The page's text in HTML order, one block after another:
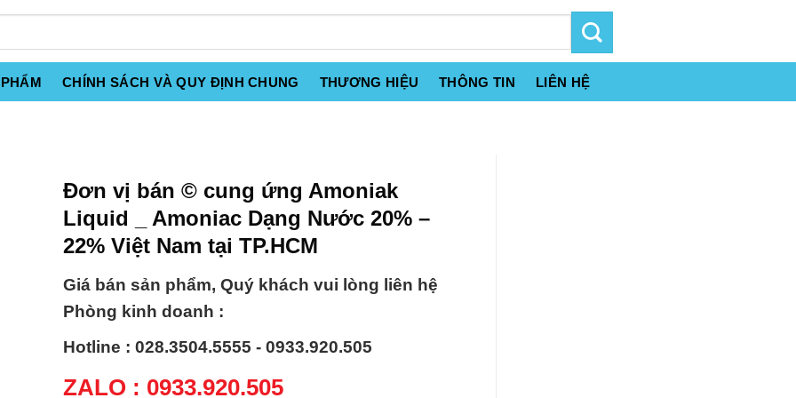
CHÍNH SÁCH VÀ QUY ĐỊNH CHUNG THƯƠNG HIỆU THÔNG TIN LIÊN HỆ
Đơn vị bán © cung ứng Amoniak
Liquid _ Amoniac Dạng Nước 20% –
22% Việt Nam tại TP.HCM
Giá bán sản phẩm, Quý khách vui lòng liên hệ
Phòng kinh doanh :
Hotline : 028.3504.5555 - 0933.920.505
ZALO : 0933.920.505